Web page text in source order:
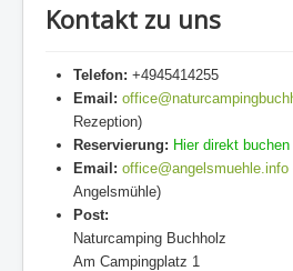
Buchen
Aktuell
Camping
Mietobjekte
Wohnmobilstellplätze
Ausflüge
Gastronomie
Kontakt zu uns
Telefon: +4945414255
Email:
Rezeption)
Reservierung: Hier direkt buchen
Email: office@angelsmuehle.info
Angelsmühle)
Post:
Naturcamping Buchholz
Am Campingplatz 1